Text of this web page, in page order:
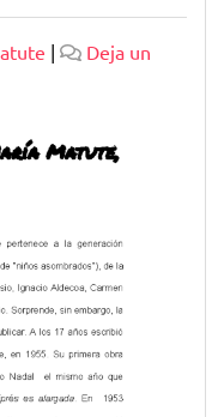
|
Deja un